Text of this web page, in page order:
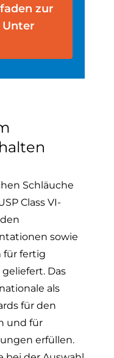
zur
Unter
Schläuche
Class VI-
sowie
für fertig
Das
als
für den
und für
erfüllen.